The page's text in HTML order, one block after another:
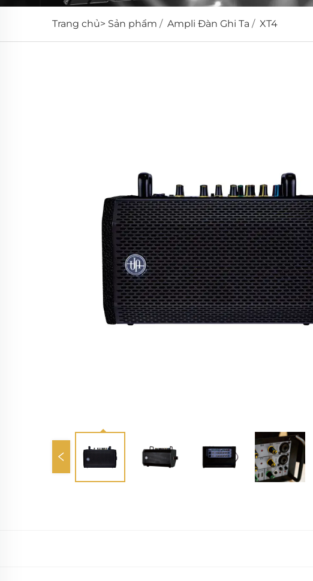
Trang chủ> Sản phẩm / Ampli Đàn Ghi Ta / XT4